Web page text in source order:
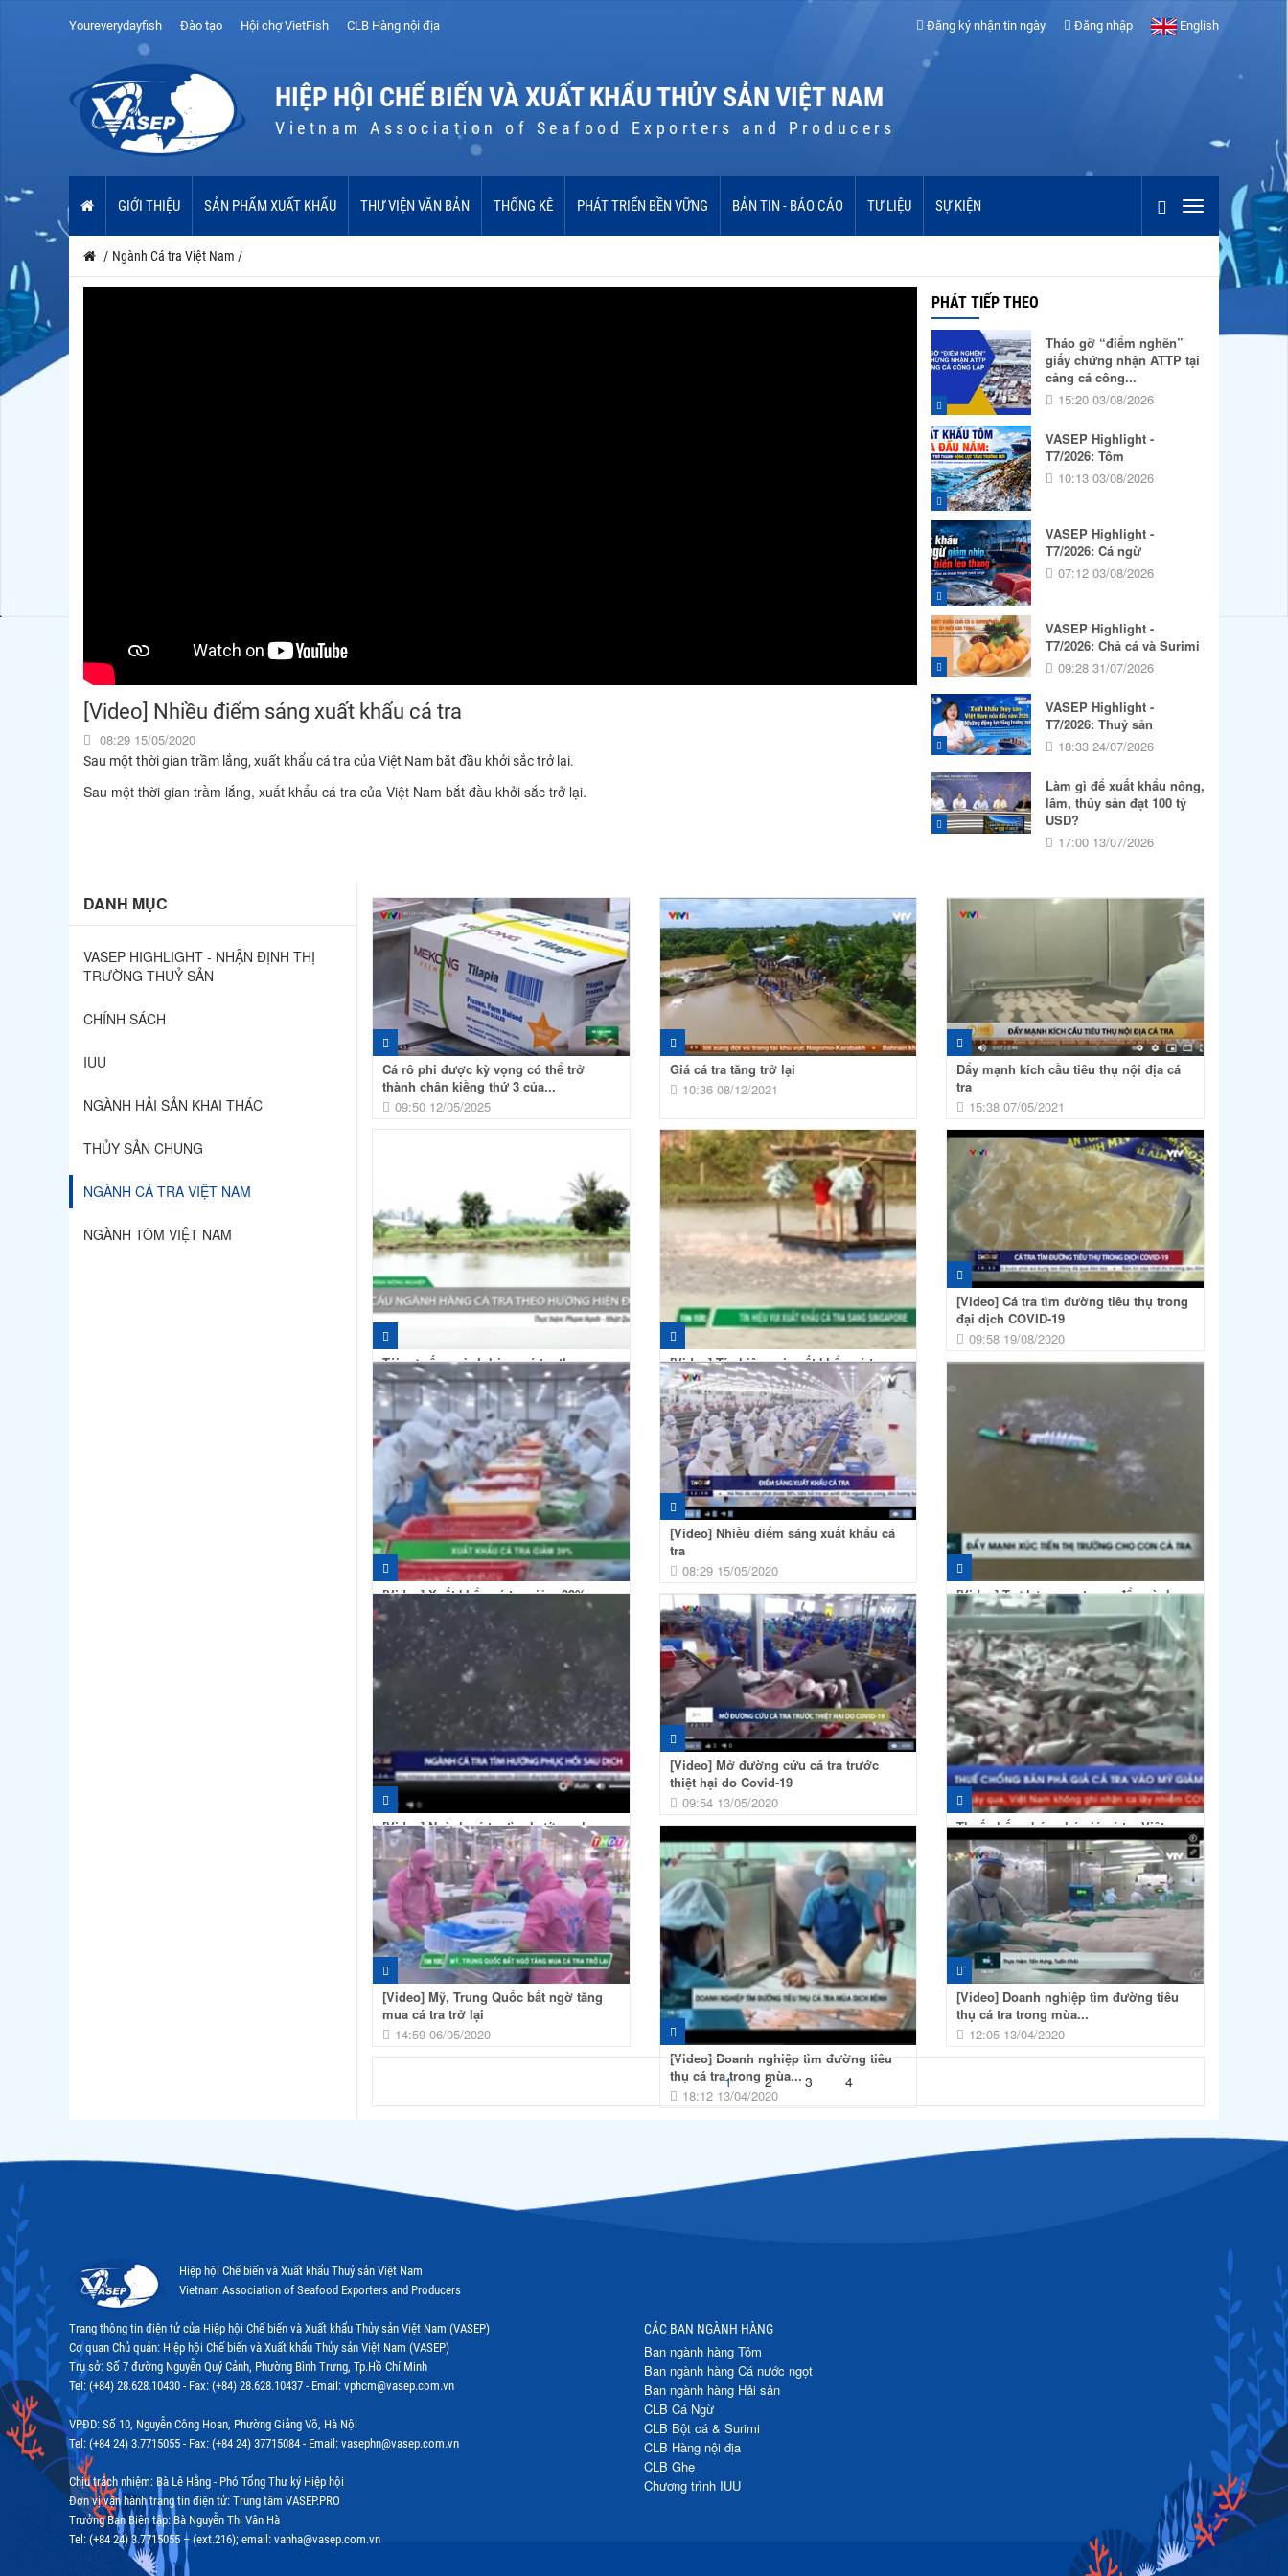
Youreverydayfish Đào tạo Hội chợ VietFish CLB Hàng nội địa Đăng ký nhận tin ngày Đăng nhập English
HIỆP HỘI CHẾ BIẾN VÀ XUẤT KHẨU THỦY SẢN VIỆT NAM
Vietnam Association of Seafood Exporters and Producers
GIỚI THIỆU SẢN PHẨM XUẤT KHẨU THƯ VIỆN VĂN BẢN THỐNG KÊ PHÁT TRIỂN BỀN VỮNG BẢN TIN - BÁO CÁO TƯ LIỆU SỰ KIỆN
/ Ngành Cá tra Việt Nam /
[Video] Nhiều điểm sáng xuất khẩu cá tra
08:29 15/05/2020
Sau một thời gian trầm lắng, xuất khẩu cá tra của Việt Nam bắt đầu khởi sắc trở lại.
Sau một thời gian trầm lắng, xuất khẩu cá tra của Việt Nam bắt đầu khởi sắc trở lại.
PHÁT TIẾP THEO
Tháo gỡ “điểm nghẽn”
giấy chứng nhận ATTP tại
cảng cá công...
15:20 03/08/2026
VASEP Highlight -
T7/2026: Tôm
10:13 03/08/2026
VASEP Highlight -
T7/2026: Cá ngừ
07:12 03/08/2026
VASEP Highlight -
T7/2026: Chả cá và Surimi
09:28 31/07/2026
VASEP Highlight -
T7/2026: Thuỷ sản
18:33 24/07/2026
Làm gì để xuất khẩu nông,
lâm, thủy sản đạt 100 tỷ
USD?
17:00 13/07/2026
DANH MỤC
VASEP HIGHLIGHT - NHẬN ĐỊNH THỊ
TRƯỜNG THUỶ SẢN
CHÍNH SÁCH
IUU
NGÀNH HẢI SẢN KHAI THÁC
THỦY SẢN CHUNG
NGÀNH CÁ TRA VIỆT NAM
NGÀNH TÔM VIỆT NAM
Cá rô phi được kỳ vọng có thể trở
thành chân kiềng thứ 3 của...
09:50 12/05/2025
Giá cá tra tăng trở lại
10:36 08/12/2021
Đẩy mạnh kích cầu tiêu thụ nội địa cá
tra
15:38 07/05/2021
Tái cơ cấu ngành hàng cá tra theo
hướng hiện đại
14:50 18/12/2020
[Video] Tín hiệu vui xuất khẩu cá tra
sang Singapore
09:00 25/08/2020
[Video] Cá tra tìm đường tiêu thụ trong
đại dịch COVID-19
09:58 19/08/2020
[Video] Xuất khẩu cá tra giảm 39%
10:13 09/06/2020
[Video] Nhiều điểm sáng xuất khẩu cá
tra
08:29 15/05/2020
[Video] Trợ lực quan trọng để ngành
hàng cá tra hồi phục và...
08:28 15/05/2020
[Video] Ngành cá tra tìm hướng phục
hồi sau dịch
05:50 14/05/2020
[Video] Mở đường cứu cá tra trước
thiệt hại do Covid-19
09:54 13/05/2020
Thuế chống bán phá giá cá tra Việt
Nam vào Mỹ giảm mạnh
10:34 07/05/2020
[Video] Mỹ, Trung Quốc bất ngờ tăng
mua cá tra trở lại
14:59 06/05/2020
[Video] Doanh nghiệp tìm đường tiêu
thụ cá tra trong mùa...
18:12 13/04/2020
[Video] Doanh nghiệp tìm đường tiêu
thụ cá tra trong mùa...
12:05 13/04/2020
1 2 3 4
Hiệp hội Chế biến và Xuất khẩu Thuỷ sản Việt Nam
Vietnam Association of Seafood Exporters and Producers
Trang thông tin điện tử của Hiệp hội Chế biến và Xuất khẩu Thủy sản Việt Nam (VASEP)
Cơ quan Chủ quản: Hiệp hội Chế biến và Xuất khẩu Thủy sản Việt Nam (VASEP)
Trụ sở: Số 7 đường Nguyễn Quý Cảnh, Phường Bình Trưng, Tp.Hồ Chí Minh
Tel: (+84) 28.628.10430 - Fax: (+84) 28.628.10437 - Email: vphcm@vasep.com.vn
VPĐD: Số 10, Nguyễn Công Hoan, Phường Giảng Võ, Hà Nội
Tel: (+84 24) 3.7715055 - Fax: (+84 24) 37715084 - Email: vasephn@vasep.com.vn
Chịu trách nhiệm: Bà Lê Hằng - Phó Tổng Thư ký Hiệp hội
Đơn vị vận hành trang tin điện tử: Trung tâm VASEP.PRO
Trưởng Ban Biên tập: Bà Nguyễn Thị Vân Hà
Tel: (+84 24) 3.7715055 – (ext.216); email: vanha@vasep.com.vn
CÁC BAN NGÀNH HÀNG
Ban ngành hàng Tôm
Ban ngành hàng Cá nước ngọt
Ban ngành hàng Hải sản
CLB Cá Ngừ
CLB Bột cá & Surimi
CLB Hàng nội địa
CLB Ghẹ
Chương trình IUU